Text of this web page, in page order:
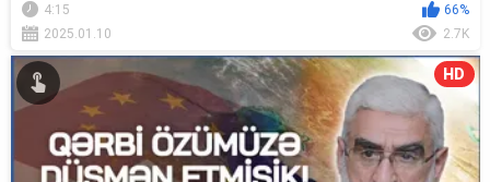
4:15
66%
2025.01.10
2.7K
HD